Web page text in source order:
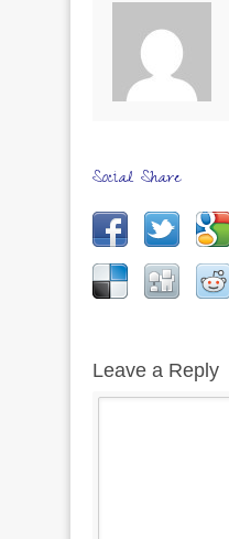
Social Share
Leave a Reply